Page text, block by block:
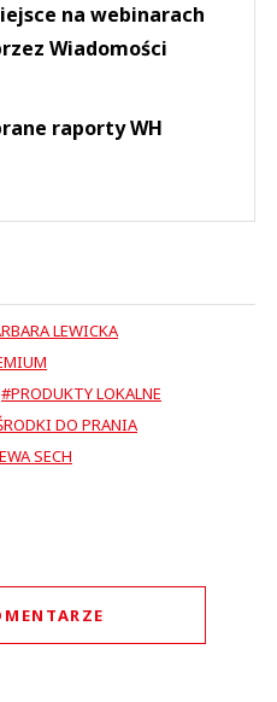
na webinarach
Wiadomości
raporty WH
LEWICKA
#PRODUKTY LOKALNE
DO PRANIA
SECH